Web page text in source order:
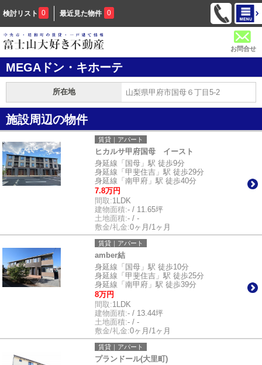
検討リスト 0 最近見た物件 0
お問合せ
MEGAドン・キホーテ
所在地 山梨県甲府市国母６丁目5-2
施設周辺の物件
賃貸｜アパート
ヒカルサ甲府国母 イースト
身延線「国母」駅 徒歩9分
身延線「甲斐住吉」駅 徒歩29分
身延線「南甲府」駅 徒歩40分
7.8万円
間取:1LDK
建物面積:- / 11.65坪
土地面積:- / -
敷金/礼金:0ヶ月/1ヶ月
賃貸｜アパート
amber結
身延線「国母」駅 徒歩10分
身延線「甲斐住吉」駅 徒歩25分
身延線「南甲府」駅 徒歩39分
8万円
間取:1LDK
建物面積:- / 13.44坪
土地面積:- / -
敷金/礼金:0ヶ月/1ヶ月
賃貸｜アパート
プランドール(大里町)